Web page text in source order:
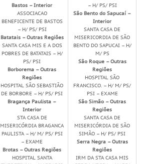
Bastos – Interior
ASSOCIACAO
BENEFICENTE DE BASTOS
– H/ PS/ PSI
Batatais – Outras Regiões
SANTA CASA MIS E A DOS
POBRES DE BATATAIS – H/
PS/ PSI
Borborema – Outras
Regiões
HOSPITAL SÃO SEBASTIÃO
DE BORBORE – H/ PS/ PSI
Bragança Paulista –
Interior
STA CASA DE
MISERICÓRDIA BRAGANCA
PAULISTA – H/ M/ PS/ PSI
– EXAME
Brotas – Outras Regiões
HOSPITAL SANTA
– H/ PS/ PSI
São Bento do Sapucaí –
Interior
SANTA CASA DE
MISERICORDIA DE SÃO
BENTO DO SAPUCAI – H/
M/ PS
São Roque – Outras
Regiões
HOSPITAL SÃO
FRANCISCO. – H/ M/ PS/
PSI – EXAME
São Simão – Outras
Regiões
SANTA CASA DE
MISERICÓRDIA DE SÃO
SIMÃO – H/ PS/ PSI
Serra Negra – Outras
Regiões
IRM DA STA CASA MIS